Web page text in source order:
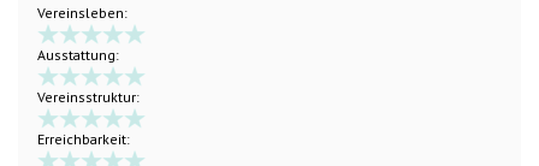
Vereinsleben:
Ausstattung:
Vereinsstruktur:
Erreichbarkeit: